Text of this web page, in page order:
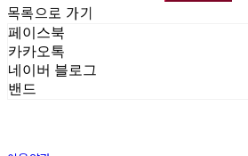
목록으로 가기
페이스북
카카오톡
네이버 블로그
밴드